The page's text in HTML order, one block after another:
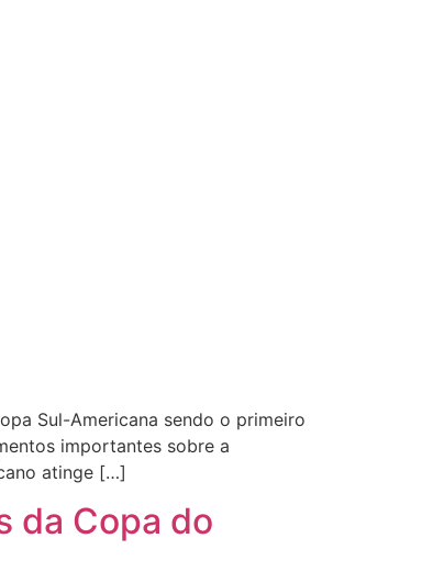
Sul-Americana sendo o primeiro
importantes sobre a
atinge […]
da Copa do